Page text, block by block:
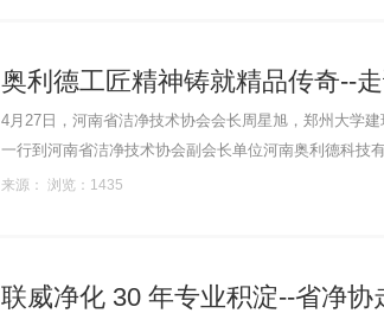
奥利德工匠精神铸就精品传奇--
4月27日，河南省洁净技术协会会长周星旭，郑州大学
一行到河南省洁净技术协会副会长单位河南奥利德科技
总经理王帅增予以热情接待！河南奥利德科技有限公司
来源： 浏览：1435
联威净化 30 年专业积淀--省净协